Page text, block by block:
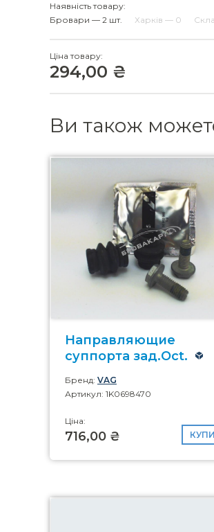
Наявність товару:
Бровари — 2 шт.
Харків — 0
Ціна товару:
294,00 ₴
Ви також
Направляющие
суппорта зад.Oct.
Бренд: VAG
Артикул: 1K0698470
Ціна:
716,00 ₴